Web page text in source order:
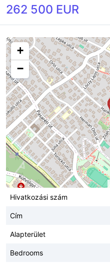
262 500 EUR
+
−
Hivatkozási szám
Cím
Alapterület
Bedrooms